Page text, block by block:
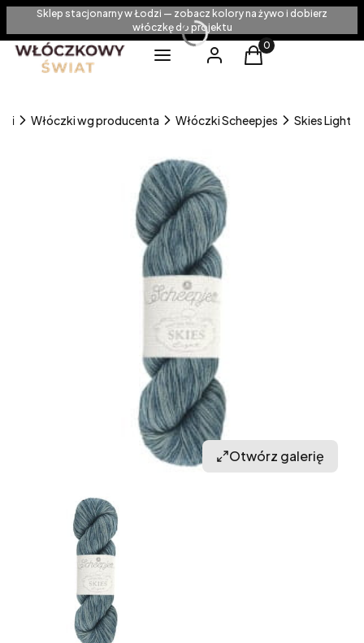
Sklep stacjonarny w Łodzi — zobacz kolory na żywo i dobierz
włóczkę do projektu
Menu
Zaloguj sięProdukty w
Koszyk
Włóczki wg producenta Włóczki Scheepjes Skies Light
Otwórz galerię